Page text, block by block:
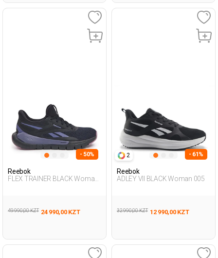
- 50%
Reebok
FLEX TRAINER BLACK Woman
49 990,00 KZT 24 990,00 KZT
2 - 61%
Reebok
ADLEY VII BLACK Woman 005
32 990,00 KZT 12 990,00 KZT